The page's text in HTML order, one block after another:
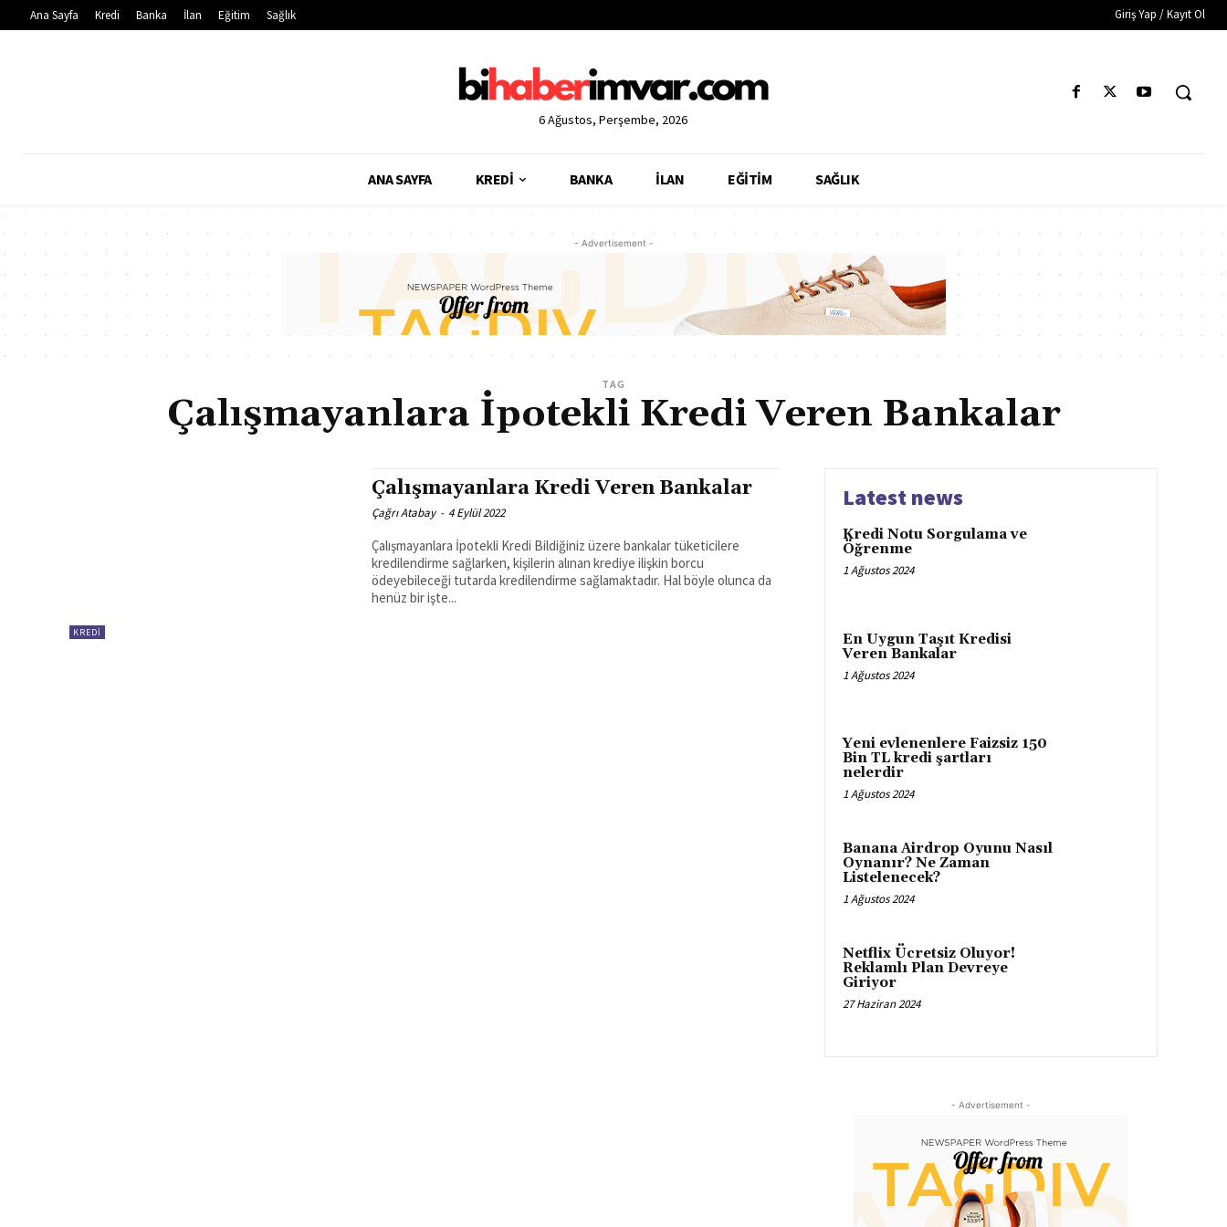
Ana Sayfa Kredi Banka İlan Eğitim Sağlık Giriş Yap / Kayıt Ol
6 Ağustos, Perşembe, 2026
ANA SAYFA KREDI BANKA İLAN EĞITIM SAĞLIK
- Advertisement -
TAG
Çalışmayanlara İpotekli Kredi Veren Bankalar
KREDI
Çalışmayanlara Kredi Veren Bankalar
Çağrı Atabay - 4 Eylül 2022
Çalışmayanlara İpotekli Kredi Bildiğiniz üzere bankalar tüketicilere
kredilendirme sağlarken, kişilerin alınan krediye ilişkin borcu
ödeyebileceği tutarda kredilendirme sağlamaktadır. Hal böyle olunca da
henüz bir işte...
Latest news
Kredi Notu Sorgulama ve
Öğrenme
1 Ağustos 2024
En Uygun Taşıt Kredisi
Veren Bankalar
1 Ağustos 2024
Yeni evlenenlere Faizsiz 150
Bin TL kredi şartları
nelerdir
1 Ağustos 2024
Banana Airdrop Oyunu Nasıl
Oynanır? Ne Zaman
Listelenecek?
1 Ağustos 2024
Netflix Ücretsiz Oluyor!
Reklamlı Plan Devreye
Giriyor
27 Haziran 2024
- Advertisement -